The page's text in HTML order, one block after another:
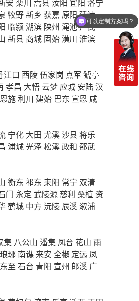
安 栾川 嵩县 汝阳 宜阳 洛宁
牧野新乡 获嘉 原阳延津
临颍 湖滨 陕州 渑池卢氏
新县 商城 固始潢川 淮滨
江口 西陵伍家岗 点军 猇亭
孝昌 大悟 云梦 应城 安陆汉
恩施利川 建始 巴东 宣恩 咸
宁化 大田 尤溪沙县将乐
浦城光泽松溪政和 邵武
衡东 祁东 耒阳 常宁 双清
门 永定 武陵源 慈利 桑植 资
鹤城 中方 沅陵 辰溪 溆浦
集 八公山 潘集 凤台 花山 雨
琅琊 南谯 来安 全椒 定远 凤
东至 石台 青阳 宣州 郎溪 广
你们电话多少
可以定制方案吗？